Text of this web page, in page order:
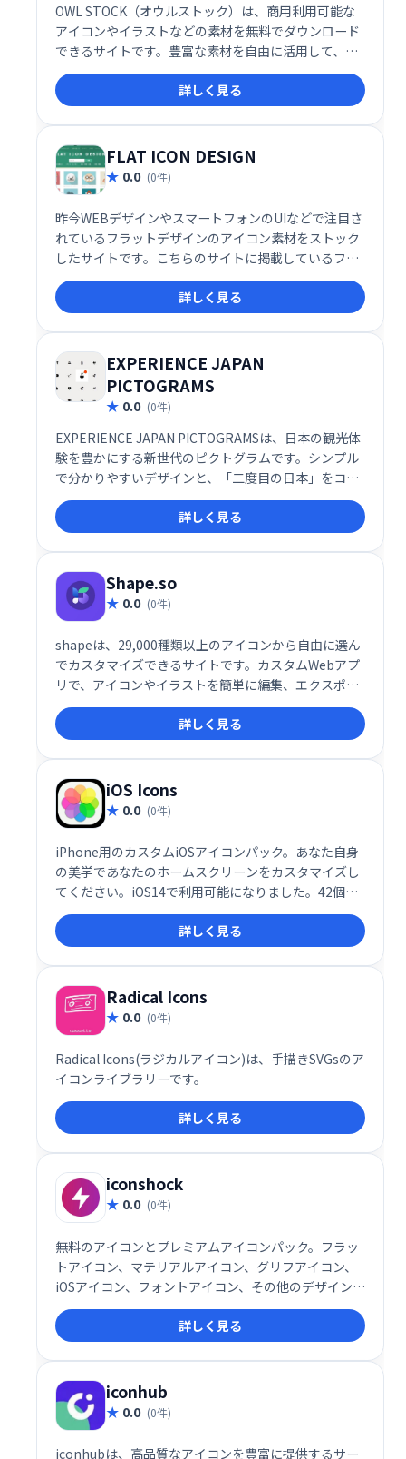
OWL STOCK（オウルストック）は、商用利用可能な
アイコンやイラストなどの素材を無料でダウンロード
できるサイトです。豊富な素材を自由に活用して、
Webサイトやデザイン制作を効率化できます。会員登
録不要で、すぐに利用可能です。デザインのクオリテ
ィ向上や作業時間の短縮に役立つ、頼れる無料素材サ
イトです。
詳しく見る
FLAT ICON DESIGN
0.0 (0件)
昨今WEBデザインやスマートフォンのUIなどで注目さ
れているフラットデザインのアイコン素材をストック
したサイトです。こちらのサイトに掲載しているフラ
ットアイコン素材はどなたでも、使用条件に違反しな
い限りクレジット表記や許可なしで、自由にご利用い
ただけます。
詳しく見る
EXPERIENCE JAPAN
PICTOGRAMS
0.0 (0件)
EXPERIENCE JAPAN PICTOGRAMSは、日本の観光体
験を豊かにする新世代のピクトグラムです。シンプル
で分かりやすいデザインと、「二度目の日本」をコン
セプトに、日本の文化や魅力を深く伝える独自の表現
が特徴。観光施設や案内表示などで、より魅力的な日
本体験を演出します。
詳しく見る
Shape.so
0.0 (0件)
shapeは、29,000種類以上のアイコンから自由に選ん
でカスタマイズできるサイトです。カスタムWebアプ
リで、アイコンやイラストを簡単に編集、エクスポー
トできます。デザイン制作の効率化に役立つ、便利な
ツールです。
詳しく見る
iOS Icons
0.0 (0件)
iPhone用のカスタムiOSアイコンパック。あなた自身
の美学であなたのホームスクリーンをカスタマイズし
てください。iOS14で利用可能になりました。42個の
アイコンパックを見つけてください。無料の素材もあ
ります。
詳しく見る
Radical Icons
0.0 (0件)
Radical Icons(ラジカルアイコン)は、手描きSVGsのア
イコンライブラリーです。
詳しく見る
iconshock
0.0 (0件)
無料のアイコンとプレミアムアイコンパック。フラッ
トアイコン、マテリアルアイコン、グリフアイコン、
iOSアイコン、フォントアイコン、その他のデザインス
タイル。PNGおよびSVGを含むベクターファイルをダ
ウンロードできます。色の変更も簡単です！
詳しく見る
iconhub
0.0 (0件)
iconhubは、高品質なアイコンを豊富に提供するサー